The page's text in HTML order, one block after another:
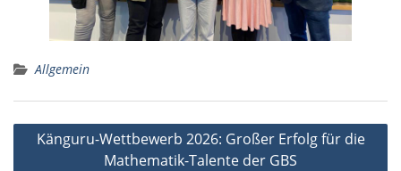
Allgemein
Beitragsnavigation
Känguru-Wettbewerb 2026: Großer Erfolg für die
Mathematik-Talente der GBS